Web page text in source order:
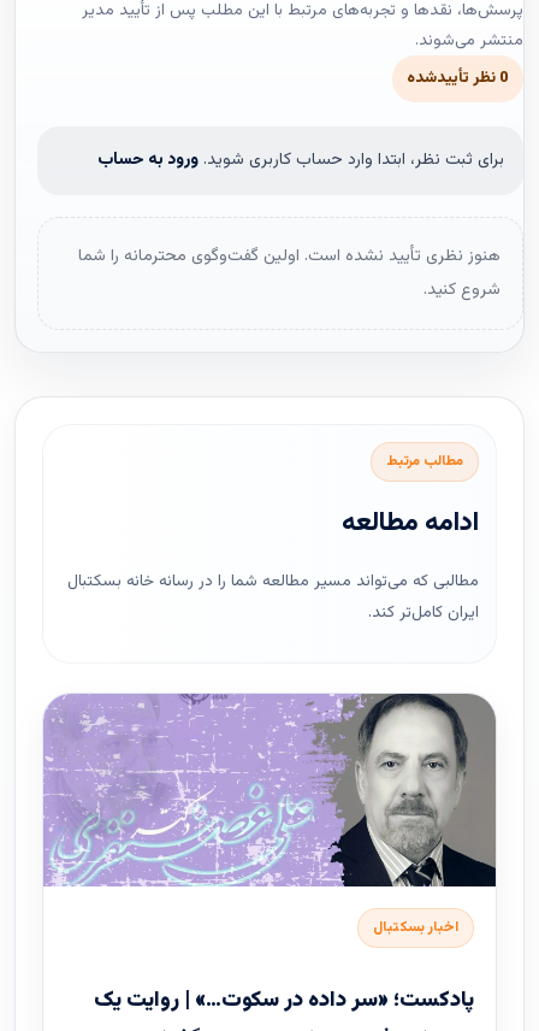
پرسش‌ها، نقدها و تجربه‌های مرتبط با این مطلب پس از تأیید مدیر
منتشر می‌شوند.
0 نظر تأییدشده
برای ثبت نظر، ابتدا وارد حساب کاربری شوید. ورود به حساب
هنوز نظری تأیید نشده است. اولین گفت‌وگوی محترمانه را شما
شروع کنید.
مطالب مرتبط
ادامه مطالعه
مطالبی که می‌تواند مسیر مطالعه شما را در رسانه خانه بسکتبال
ایران کامل‌تر کند.
اخبار بسکتبال
پادکست؛ «سر داده در سکوت…» | روایت یک